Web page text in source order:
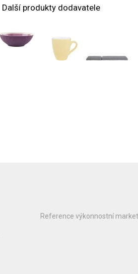
Další produkty dodavatele
Reference výkonnostní